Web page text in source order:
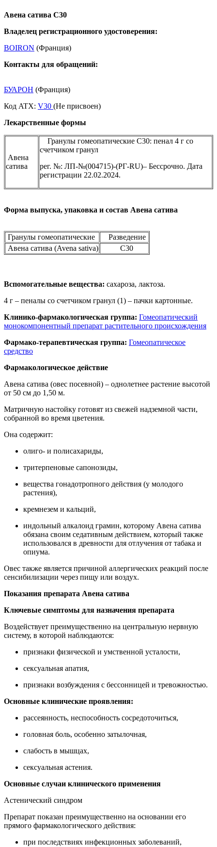
Авена сатива С30
Владелец регистрационного удостоверения:
BOIRON (Франция)
Контакты для обращений:
БУАРОН (Франция)
Код ATX: V30 (Не присвоен)
Лекарственные формы
Авена
сатива
Гранулы гомеопатические C30: пенал 4 г со
счетчиком гранул
рег. №: ЛП-№(004715)-(РГ-RU)– Бессрочно. Дата
регистрации 22.02.2024.
Форма выпуска, упаковка и состав Авена сатива
Гранулы гомеопатические
Разведение
Авена сатива (Avena sativa)
C30
Вспомогательные вещества: сахароза, лактоза.
4 г – пеналы со счетчиком гранул (1) – пачки картонные.
Клинико-фармакологическая группа: Гомеопатический
монокомпонентный препарат растительного происхождения
Фармако-терапевтическая группа: Гомеопатическое
средство
Фармакологическое действие
Авена сатива (овес посевной) – однолетнее растение высотой
от 50 см до 1,50 м.
Матричную настойку готовят из свежей надземной части,
собранной во время цветения.
Она содержит:
олиго- и полисахариды,
тритерпеновые сапонозиды,
вещества гонадотропного действия (у молодого
растения),
кремнезем и кальций,
индольный алкалоид грамин, которому Авена сатива
обязана своим седативным действием, который также
использовался в древности для отлучения от табака и
опиума.
Овес также является причиной аллергических реакций после
сенсибилизации через пищу или воздух.
Показания препарата Авена сатива
Ключевые симптомы для назначения препарата
Воздействует преимущественно на центральную нервную
систему, в которой наблюдаются:
признаки физической и умственной усталости,
сексуальная апатия,
признаки возбуждения с бессонницей и тревожностью.
Основные клинические проявления:
рассеянность, неспособность сосредоточиться,
головная боль, особенно затылочная,
слабость в мышцах,
сексуальная астения.
Основные случаи клинического применения
Астенический синдром
Препарат показан преимущественно на основании его
прямого фармакологического действия:
при последствиях инфекционных заболеваний,